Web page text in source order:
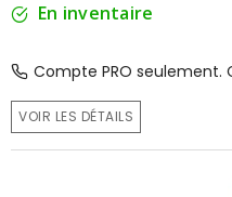
En inventaire
Compte PRO
VOIR LES DÉTAILS